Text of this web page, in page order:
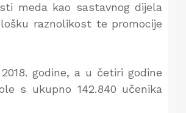
meda kao sastavnog dijela
raznolikost te promocije
godine, a u četiri godine
s ukupno 142.840 učenika